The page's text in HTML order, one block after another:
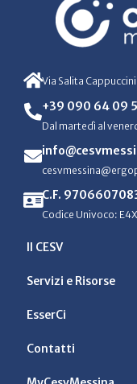
Via Salita
+39 090 64 09
Dal martedì al
C.F.
Codice Univoco:
Il CESV
Servizi e Risorse
EsserCi
Contatti